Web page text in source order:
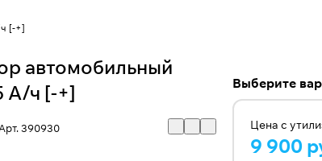
[-+]
автомобильный
А/ч [-+]
Арт.390930
Выберите
Цена с
9 900